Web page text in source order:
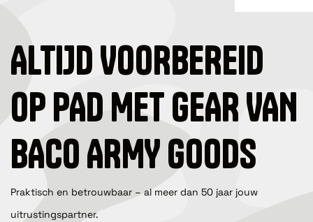
ALTIJD VOORBEREID
OP PAD MET GEAR VAN
BACO ARMY GOODS
Praktisch en betrouwbaar – al meer dan 50 jaar jouw
uitrustingspartner.